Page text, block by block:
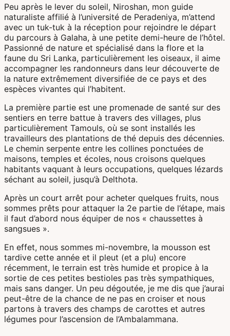
Tanzanie
Peu après le lever du soleil, Niroshan, mon guide
naturaliste affilié à l’université de Peradeniya, m’attend
avec un tuk-tuk à la réception pour rejoindre le départ
du parcours à Galaha, à une petite demi-heure de l’hôtel.
Passionné de nature et spécialisé dans la flore et la
faune du Sri Lanka, particulièrement les oiseaux, il aime
accompagner les randonneurs dans leur découverte de
la nature extrêmement diversifiée de ce pays et des
espèces vivantes qui l’habitent.
La première partie est une promenade de santé sur des
sentiers en terre battue à travers des villages, plus
particulièrement Tamouls, où se sont installés les
travailleurs des plantations de thé depuis des décennies.
Le chemin serpente entre les collines ponctuées de
maisons, temples et écoles, nous croisons quelques
habitants vaquant à leurs occupations, quelques lézards
séchant au soleil, jusqu’à Delthota.
Après un court arrêt pour acheter quelques fruits, nous
sommes prêts pour attaquer la 2e partie de l’étape, mais
il faut d’abord nous équiper de nos « chaussettes à
sangsues ».
En effet, nous sommes mi-novembre, la mousson est
tardive cette année et il pleut (et a plu) encore
récemment, le terrain est très humide et propice à la
sortie de ces petites bestioles pas très sympathiques,
mais sans danger. Un peu dégoutée, je me dis que j’aurai
peut-être de la chance de ne pas en croiser et nous
partons à travers des champs de carottes et autres
légumes pour l’ascension de l’Ambalammana.